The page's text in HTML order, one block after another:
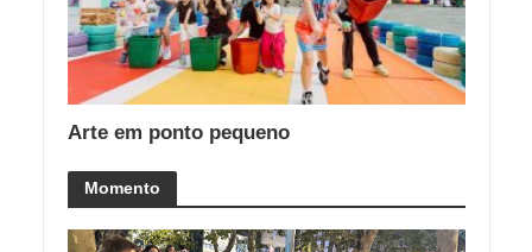
Arte em ponto pequeno
Momento